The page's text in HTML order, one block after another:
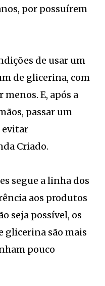
por possuírem
de usar um
de glicerina, com
E, após a
passar um
evitar
Criado.
segue a linha dos
aos produtos
seja possível, os
glicerina são mais
pouco